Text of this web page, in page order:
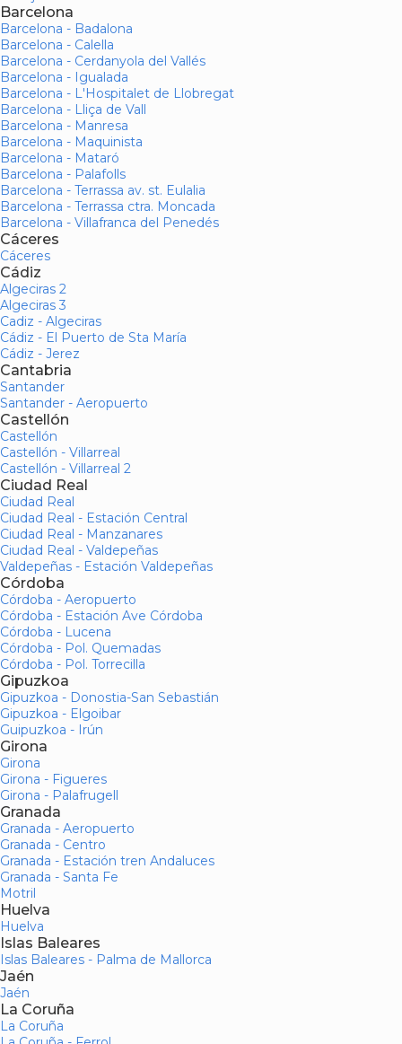
Barcelona
Barcelona - Badalona
Barcelona - Calella
Barcelona - Cerdanyola del Vallés
Barcelona - Igualada
Barcelona - L'Hospitalet de Llobregat
Barcelona - Lliça de Vall
Barcelona - Manresa
Barcelona - Maquinista
Barcelona - Mataró
Barcelona - Palafolls
Barcelona - Terrassa av. st. Eulalia
Barcelona - Terrassa ctra. Moncada
Barcelona - Villafranca del Penedés
Cáceres
Cáceres
Cádiz
Algeciras 2
Algeciras 3
Cadiz - Algeciras
Cádiz - El Puerto de Sta María
Cádiz - Jerez
Cantabria
Santander
Santander - Aeropuerto
Castellón
Castellón
Castellón - Villarreal
Castellón - Villarreal 2
Ciudad Real
Ciudad Real
Ciudad Real - Estación Central
Ciudad Real - Manzanares
Ciudad Real - Valdepeñas
Valdepeñas - Estación Valdepeñas
Córdoba
Córdoba - Aeropuerto
Córdoba - Estación Ave Córdoba
Córdoba - Lucena
Córdoba - Pol. Quemadas
Córdoba - Pol. Torrecilla
Gipuzkoa
Gipuzkoa - Donostia-San Sebastián
Gipuzkoa - Elgoibar
Guipuzkoa - Irún
Girona
Girona
Girona - Figueres
Girona - Palafrugell
Granada
Granada - Aeropuerto
Granada - Centro
Granada - Estación tren Andaluces
Granada - Santa Fe
Motril
Huelva
Huelva
Islas Baleares
Islas Baleares - Palma de Mallorca
Jaén
Jaén
La Coruña
La Coruña